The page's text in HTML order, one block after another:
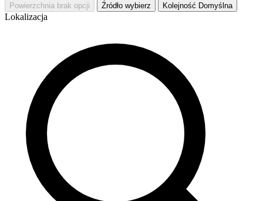
Powierzchnia brak opcji Źródło wybierz Kolejność Domyślna
Lokalizacja